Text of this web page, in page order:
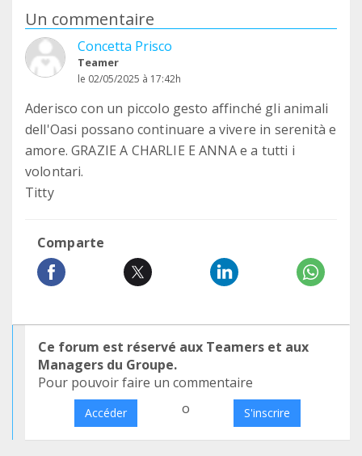
Un commentaire
Concetta Prisco
Teamer
le 02/05/2025 à 17:42h
Aderisco con un piccolo gesto affinché gli animali
dell'Oasi possano continuare a vivere in serenità e
amore. GRAZIE A CHARLIE E ANNA e a tutti i
volontari.
Titty
Comparte
Ce forum est réservé aux Teamers et aux
Managers du Groupe.
Pour pouvoir faire un commentaire
Accéder o S'inscrire